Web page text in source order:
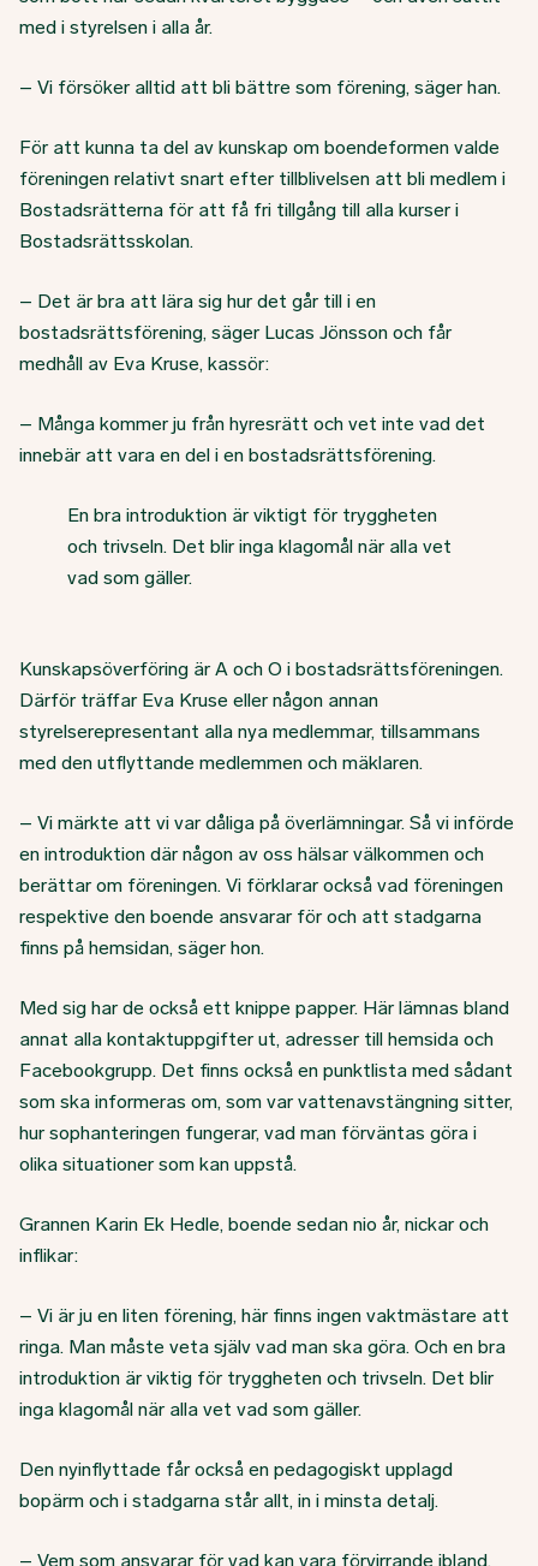
med i styrelsen i alla år.
– Vi försöker alltid att bli bättre som förening, säger han.
För att kunna ta del av kunskap om boendeformen valde
föreningen relativt snart efter tillblivelsen att bli medlem i
Bostadsrätterna för att få fri tillgång till alla kurser i
Bostadsrättsskolan.
– Det är bra att lära sig hur det går till i en
bostadsrättsförening, säger Lucas Jönsson och får
medhåll av Eva Kruse, kassör:
– Många kommer ju från hyresrätt och vet inte vad det
innebär att vara en del i en bostadsrättsförening.
En bra introduktion är viktigt för tryggheten
och trivseln. Det blir inga klagomål när alla vet
vad som gäller.
Kunskapsöverföring är A och O i bostadsrättsföreningen.
Därför träffar Eva Kruse eller någon annan
styrelserepresentant alla nya medlemmar, tillsammans
med den utflyttande medlemmen och mäklaren.
– Vi märkte att vi var dåliga på överlämningar. Så vi införde
en introduktion där någon av oss hälsar välkommen och
berättar om föreningen. Vi förklarar också vad föreningen
respektive den boende ansvarar för och att stadgarna
finns på hemsidan, säger hon.
Med sig har de också ett knippe papper. Här lämnas bland
annat alla kontaktuppgifter ut, adresser till hemsida och
Facebookgrupp. Det finns också en punktlista med sådant
som ska informeras om, som var vattenavstängning sitter,
hur sophanteringen fungerar, vad man förväntas göra i
olika situationer som kan uppstå.
Grannen Karin Ek Hedle, boende sedan nio år, nickar och
inflikar:
– Vi är ju en liten förening, här finns ingen vaktmästare att
ringa. Man måste veta själv vad man ska göra. Och en bra
introduktion är viktig för tryggheten och trivseln. Det blir
inga klagomål när alla vet vad som gäller.
Den nyinflyttade får också en pedagogiskt upplagd
bopärm och i stadgarna står allt, in i minsta detalj.
– Vem som ansvarar för vad kan vara förvirrande ibland.